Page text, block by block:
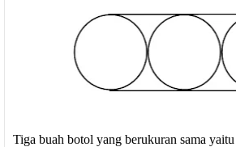
Tiga buah botol yang berukuran sama